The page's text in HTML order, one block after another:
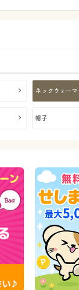
ネックウォー
帽子